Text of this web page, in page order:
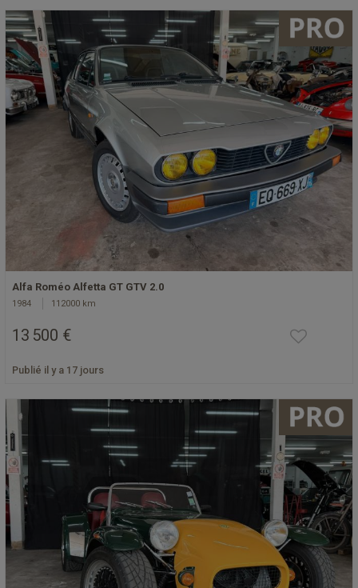
Alfa Roméo Alfetta GT GTV 2.0
1984 112000 km
13 500 €
Publié il y a 17 jours